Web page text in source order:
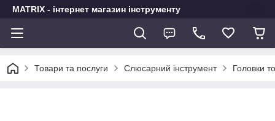
MATRIX - інтернет магазин інструменту
Товари та послуги Слюсарний інструмент Головки